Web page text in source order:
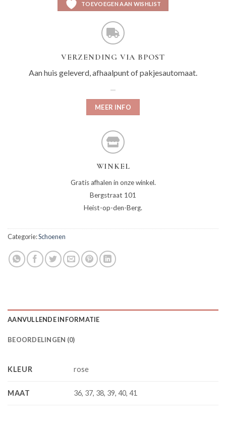
TOEVOEGEN AAN WISHLIST
VERZENDING VIA BPOST
Aan huis geleverd, afhaalpunt of pakjesautomaat.
MEER INFO
WINKEL
Gratis afhalen in onze winkel.
Bergstraat 101
Heist-op-den-Berg.
Categorie:Schoenen
AANVULLENDE INFORMATIE
BEOORDELINGEN (0)
KLEUR rose
MAAT 36, 37, 38, 39, 40, 41